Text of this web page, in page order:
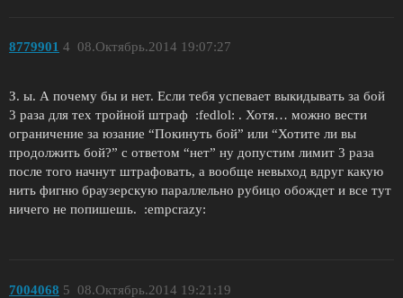
8779901 08.Октябрь.2014 19:07:27
4
З. ы. А почему бы и нет. Если тебя успевает выкидывать за бой
3 раза для тех тройной штраф :fedlol: . Хотя… можно вести
ограничение за юзание “Покинуть бой” или “Хотите ли вы
продолжить бой?” с ответом “нет” ну допустим лимит 3 раза
после того начнут штрафовать, а вообще невыход вдруг какую
нить фигню браузерскую параллельно рубицо обождет и все тут
ничего не попишешь. :empcrazy:
7004068 08.Октябрь.2014 19:21:19
5